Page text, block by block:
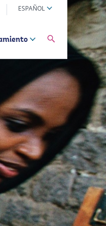
Global
ESPAÑOL
Buscar